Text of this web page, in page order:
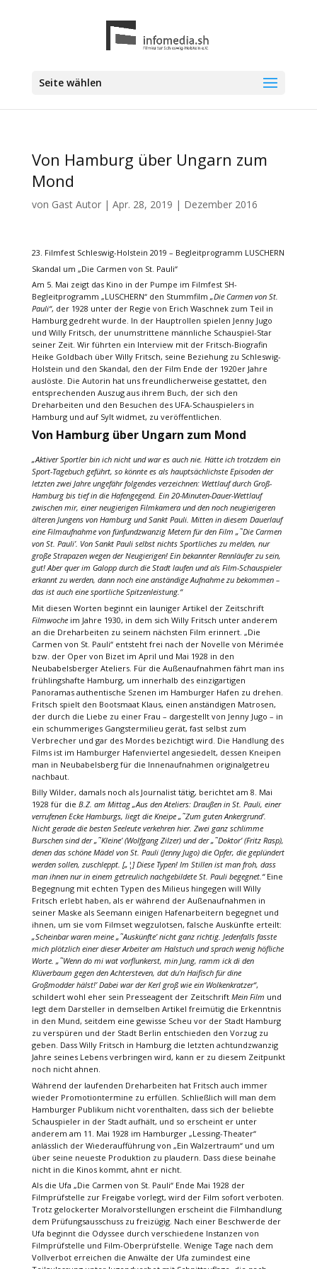
Seite wählen
Von Hamburg über Ungarn zum
Mond
von Gast Autor| Apr. 28, 2019 | Dezember 2016
23. Filmfest Schleswig-Holstein 2019 – Begleitprogramm LUSCHERN
Skandal um „Die Carmen von St. Pauli“
Am 5. Mai zeigt das Kino in der Pumpe im Filmfest SH-
Begleitprogramm „LUSCHERN“ den Stummfilm „Die Carmen von St.
Pauli“, der 1928 unter der Regie von Erich Waschnek zum Teil in
Hamburg gedreht wurde. In der Hauptrollen spielen Jenny Jugo
und Willy Fritsch, der unumstrittene männliche Schauspiel-Star
seiner Zeit. Wir führten ein Interview mit der Fritsch-Biografin
Heike Goldbach über Willy Fritsch, seine Beziehung zu Schleswig-
Holstein und den Skandal, den der Film Ende der 1920er Jahre
auslöste. Die Autorin hat uns freundlicherweise gestattet, den
entsprechenden Auszug aus ihrem Buch, der sich den
Dreharbeiten und den Besuchen des UFA-Schauspielers in
Hamburg und auf Sylt widmet, zu veröffentlichen.
Von Hamburg über Ungarn zum Mond
„Aktiver Sportler bin ich nicht und war es auch nie. Hätte ich trotzdem ein
Sport-Tagebuch geführt, so könnte es als hauptsächlichste Episoden der
letzten zwei Jahre ungefähr folgendes verzeichnen: Wettlauf durch Groß-
Hamburg bis tief in die Hafengegend. Ein 20-Minuten-Dauer-Wettlauf
zwischen mir, einer neugierigen Filmkamera und den noch neugierigeren
älteren Jungens von Hamburg und Sankt Pauli. Mitten in diesem Dauerlauf
eine Filmaufnahme von fünfundzwanzig Metern für den Film „˜Die Carmen
von St. Pauli’. Von Sankt Pauli selbst nichts Sportliches zu melden, nur
große Strapazen wegen der Neugierigen! Ein bekannter Rennläufer zu sein,
gut! Aber quer im Galopp durch die Stadt laufen und als Film-Schauspieler
erkannt zu werden, dann noch eine anständige Aufnahme zu bekommen –
das ist auch eine sportliche Spitzenleistung.“
Mit diesen Worten beginnt ein launiger Artikel der Zeitschrift
Filmwoche im Jahre 1930, in dem sich Willy Fritsch unter anderem
an die Dreharbeiten zu seinem nächsten Film erinnert. „Die
Carmen von St. Pauli“ entsteht frei nach der Novelle von Mérimée
bzw. der Oper von Bizet im April und Mai 1928 in den
Neubabelsberger Ateliers. Für die Außenaufnahmen fährt man ins
frühlingshafte Hamburg, um innerhalb des einzigartigen
Panoramas authentische Szenen im Hamburger Hafen zu drehen.
Fritsch spielt den Bootsmaat Klaus, einen anständigen Matrosen,
der durch die Liebe zu einer Frau – dargestellt von Jenny Jugo – in
ein schummeriges Gangstermilieu gerät, fast selbst zum
Verbrecher und gar des Mordes bezichtigt wird. Die Handlung des
Films ist im Hamburger Hafenviertel angesiedelt, dessen Kneipen
man in Neubabelsberg für die Innenaufnahmen originalgetreu
nachbaut.
Billy Wilder, damals noch als Journalist tätig, berichtet am 8. Mai
1928 für die B.Z. am Mittag „Aus den Ateliers: Draußen in St. Pauli, einer
verrufenen Ecke Hamburgs, liegt die Kneipe „˜Zum guten Ankergrund’.
Nicht gerade die besten Seeleute verkehren hier. Zwei ganz schlimme
Burschen sind der „˜Kleine’ (Wolfgang Zilzer) und der „˜Doktor’ (Fritz Rasp),
denen das schöne Mädel von St. Pauli (Jenny Jugo) die Opfer, die geplündert
werden sollen, zuschleppt. [„¦] Diese Typen! Im Stillen ist man froh, dass
man ihnen nur in einem getreulich nachgebildete St. Pauli begegnet.“Eine
Begegnung mit echten Typen des Milieus hingegen will Willy
Fritsch erlebt haben, als er während der Außenaufnahmen in
seiner Maske als Seemann einigen Hafenarbeitern begegnet und
ihnen, um sie vom Filmset wegzulotsen, falsche Auskünfte erteilt:
„Scheinbar waren meine „˜Auskünfte’ nicht ganz richtig. Jedenfalls fasste
mich plötzlich einer dieser Arbeiter am Halstuch und sprach wenig höfliche
Worte. „˜Wenn do mi wat vorflunkerst, min Jung, ramm ick di den
Klüverbaum gegen den Achtersteven, dat du’n Haifisch für dine
Großmodder hälst!’ Dabei war der Kerl groß wie ein Wolkenkratzer“,
schildert wohl eher sein Presseagent der Zeitschrift Mein Film und
legt dem Darsteller in demselben Artikel freimütig die Erkenntnis
in den Mund, seitdem eine gewisse Scheu vor der Stadt Hamburg
zu verspüren und der Stadt Berlin entschieden den Vorzug zu
geben. Dass Willy Fritsch in Hamburg die letzten achtundzwanzig
Jahre seines Lebens verbringen wird, kann er zu diesem Zeitpunkt
noch nicht ahnen.
Während der laufenden Dreharbeiten hat Fritsch auch immer
wieder Promotiontermine zu erfüllen. Schließlich will man dem
Hamburger Publikum nicht vorenthalten, dass sich der beliebte
Schauspieler in der Stadt aufhält, und so erscheint er unter
anderem am 11. Mai 1928 im Hamburger „Lessing-Theater“
anlässlich der Wiederaufführung von „Ein Walzertraum“ und um
über seine neueste Produktion zu plaudern. Dass diese beinahe
nicht in die Kinos kommt, ahnt er nicht.
Als die Ufa „Die Carmen von St. Pauli“ Ende Mai 1928 der
Filmprüfstelle zur Freigabe vorlegt, wird der Film sofort verboten.
Trotz gelockerter Moralvorstellungen erscheint die Filmhandlung
dem Prüfungsausschuss zu freizügig. Nach einer Beschwerde der
Ufa beginnt die Odyssee durch verschiedene Instanzen von
Filmprüfstelle und Film-Oberprüfstelle. Wenige Tage nach dem
Vollverbot erreichen die Anwälte der Ufa zumindest eine